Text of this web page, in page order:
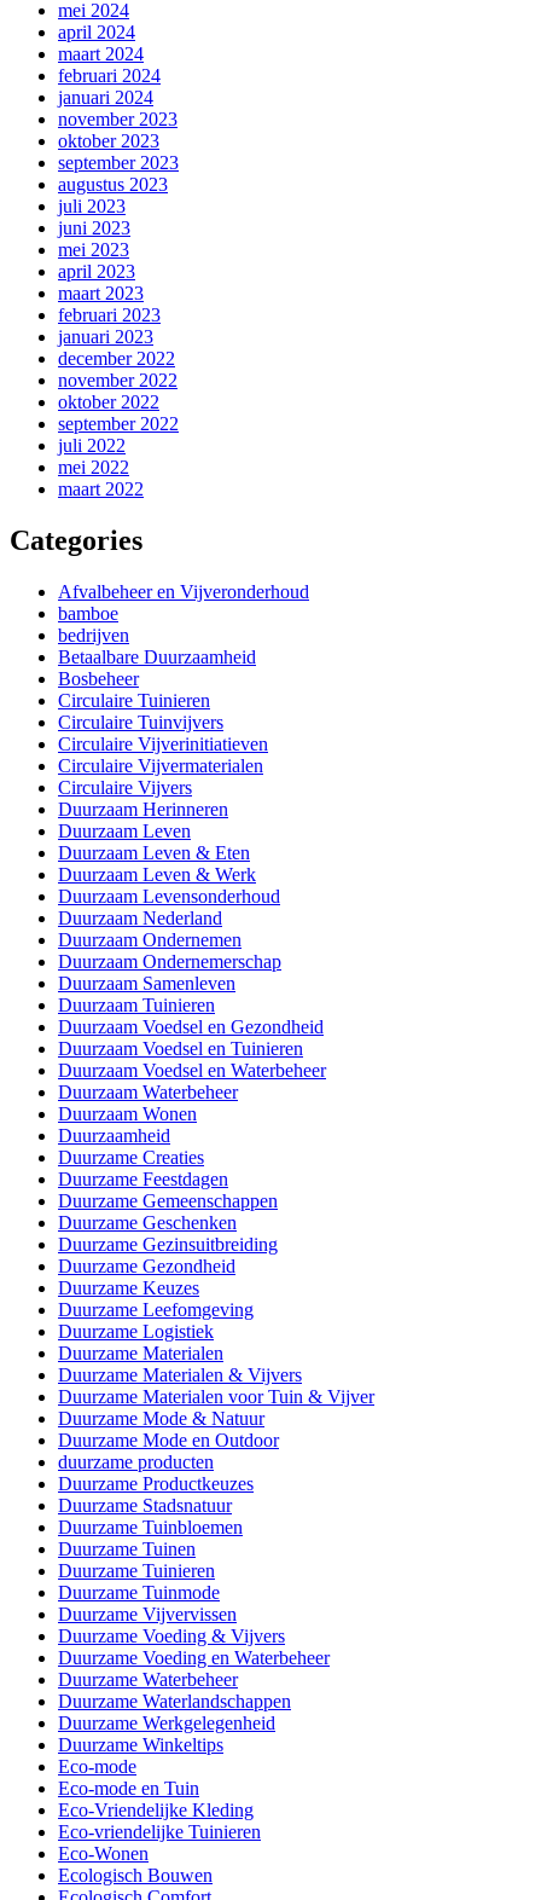
mei 2024
april 2024
maart 2024
februari 2024
januari 2024
november 2023
oktober 2023
september 2023
augustus 2023
juli 2023
juni 2023
mei 2023
april 2023
maart 2023
februari 2023
januari 2023
december 2022
november 2022
oktober 2022
september 2022
juli 2022
mei 2022
maart 2022
Categories
Afvalbeheer en Vijveronderhoud
bamboe
bedrijven
Betaalbare Duurzaamheid
Bosbeheer
Circulaire Tuinieren
Circulaire Tuinvijvers
Circulaire Vijverinitiatieven
Circulaire Vijvermaterialen
Circulaire Vijvers
Duurzaam Herinneren
Duurzaam Leven
Duurzaam Leven & Eten
Duurzaam Leven & Werk
Duurzaam Levensonderhoud
Duurzaam Nederland
Duurzaam Ondernemen
Duurzaam Ondernemerschap
Duurzaam Samenleven
Duurzaam Tuinieren
Duurzaam Voedsel en Gezondheid
Duurzaam Voedsel en Tuinieren
Duurzaam Voedsel en Waterbeheer
Duurzaam Waterbeheer
Duurzaam Wonen
Duurzaamheid
Duurzame Creaties
Duurzame Feestdagen
Duurzame Gemeenschappen
Duurzame Geschenken
Duurzame Gezinsuitbreiding
Duurzame Gezondheid
Duurzame Keuzes
Duurzame Leefomgeving
Duurzame Logistiek
Duurzame Materialen
Duurzame Materialen & Vijvers
Duurzame Materialen voor Tuin & Vijver
Duurzame Mode & Natuur
Duurzame Mode en Outdoor
duurzame producten
Duurzame Productkeuzes
Duurzame Stadsnatuur
Duurzame Tuinbloemen
Duurzame Tuinen
Duurzame Tuinieren
Duurzame Tuinmode
Duurzame Vijvervissen
Duurzame Voeding & Vijvers
Duurzame Voeding en Waterbeheer
Duurzame Waterbeheer
Duurzame Waterlandschappen
Duurzame Werkgelegenheid
Duurzame Winkeltips
Eco-mode
Eco-mode en Tuin
Eco-Vriendelijke Kleding
Eco-vriendelijke Tuinieren
Eco-Wonen
Ecologisch Bouwen